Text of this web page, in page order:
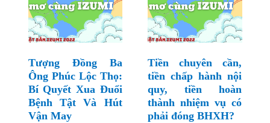
Tượng Đồng Ba
Ông Phúc Lộc Thọ:
Bí Quyết Xua Đuổi
Bệnh Tật Và Hút
Vận May
Tiền chuyên cần,
tiền chấp hành nội
quy, tiền hoàn
thành nhiệm vụ có
phải đóng BHXH?